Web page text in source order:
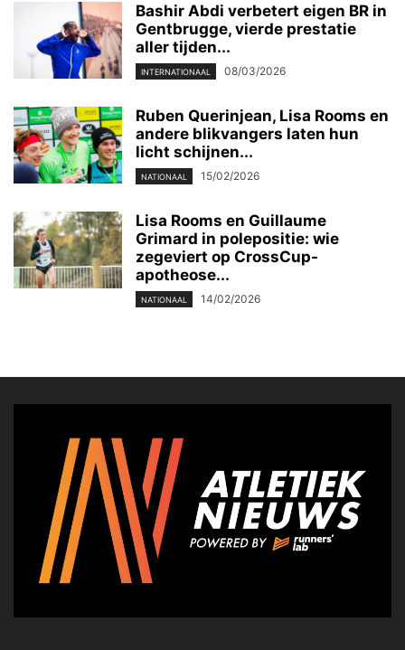
Bashir Abdi verbetert eigen BR in
Gentbrugge, vierde prestatie
aller tijden...
INTERNATIONAAL 08/03/2026
Ruben Querinjean, Lisa Rooms en
andere blikvangers laten hun
licht schijnen...
NATIONAAL 15/02/2026
Lisa Rooms en Guillaume
Grimard in polepositie: wie
zegeviert op CrossCup-
apotheose...
NATIONAAL 14/02/2026